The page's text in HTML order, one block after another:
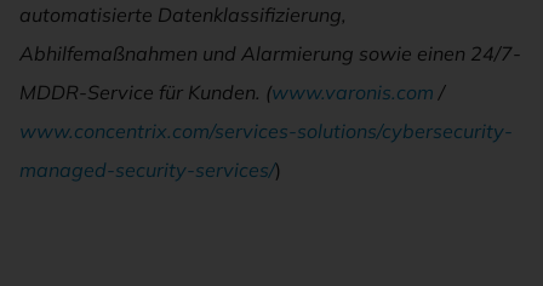
automatisierte Datenklassifizierung,
Abhilfemaßnahmen und Alarmierung sowie einen 24/7-
MDDR-Service für Kunden. (www.varonis.com /
www.concentrix.com/services-solutions/cybersecurity-
managed-security-services/)